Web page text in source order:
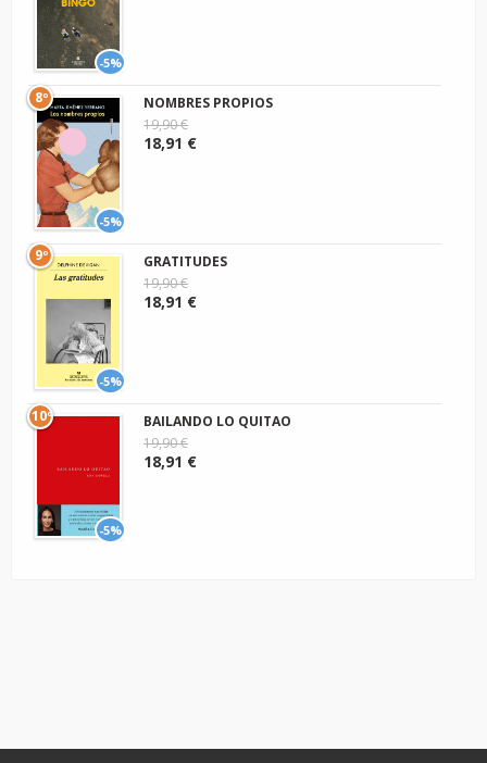
-5%
-5%
8º
NOMBRES PROPIOS
19,90 €
18,91 €
-5%
9º
GRATITUDES
19,90 €
18,91 €
-5%
10º
BAILANDO LO QUITAO
19,90 €
18,91 €